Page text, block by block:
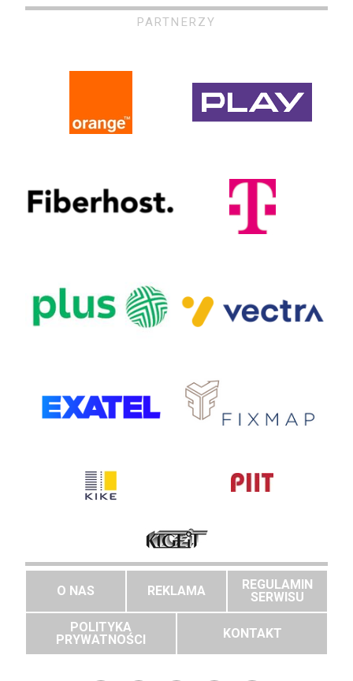
PARTNERZY
O NAS REKLAMA
REGULAMIN
SERWISU
POLITYKA
PRYWATNOŚCI
KONTAKT